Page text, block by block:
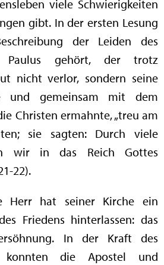
viele Schwierigkeiten
gibt. In der ersten Lesung
der Leiden des
Paulus gehört, der trotz
nicht verlor, sondern seine
und gemeinsam mit dem
Christen ermahnte, „treu am
sie sagten: Durch viele
wir in das Reich Gottes
22).
Herr hat seiner Kirche ein
Friedens hinterlassen: das
In der Kraft des
konnten die Apostel und